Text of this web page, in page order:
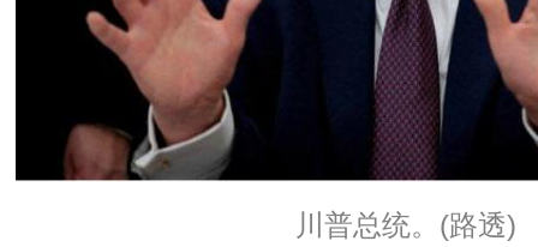
川普总统。(路透)